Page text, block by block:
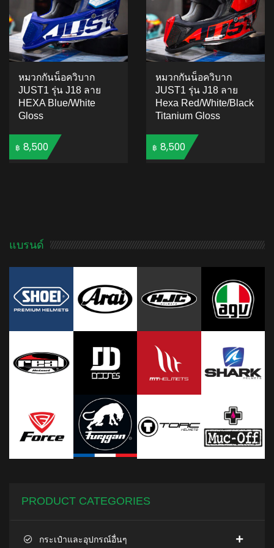
หมวกกันน็อควิบาก
JUST1 รุ่น J18 ลาย
HEXA Blue/White
Gloss
฿ 8,500
หมวกกันน็อควิบาก
JUST1 รุ่น J18 ลาย
Hexa Red/White/Black
Titanium Gloss
฿ 8,500
แบรนด์
PRODUCT CATEGORIES
กระเป๋าและอุปกรณ์อื่นๆ